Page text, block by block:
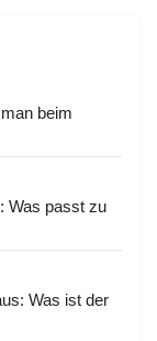
beim
Was passt zu
Was ist der